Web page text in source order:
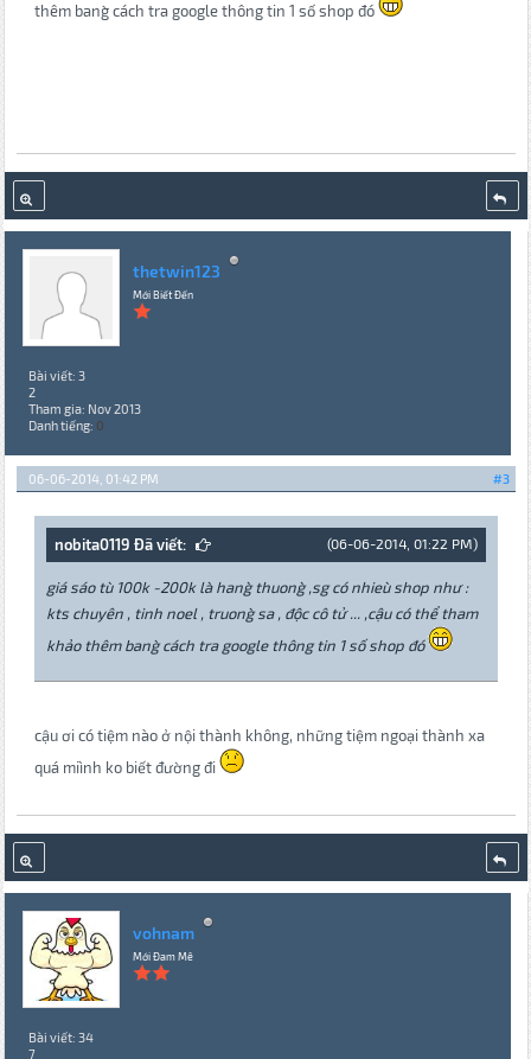
thêm bang` cách tra google thông tin 1 số shop đó
thetwin123
Mới Biết Đến
Bài viết: 3
2
Tham gia: Nov 2013
Danh tiếng: 0
#3
06-06-2014, 01:42 PM
(06-06-2014, 01:22 PM)
nobita0119 Đã viết:
giá sáo tu` 100k -200k la` hang` thuong` ,sg có nhieu` shop như :
kts chuyên , tinh noel , truong` sa , độc cô tử ... ,cậu có thể tham
khảo thêm bang` cách tra google thông tin 1 số shop đó
cậu ơi có tiệm nào ở nội thành không, những tiệm ngoại thành xa
quá miình ko biết đường đi
vohnam
Mới Đam Mê
Bài viết: 34
7